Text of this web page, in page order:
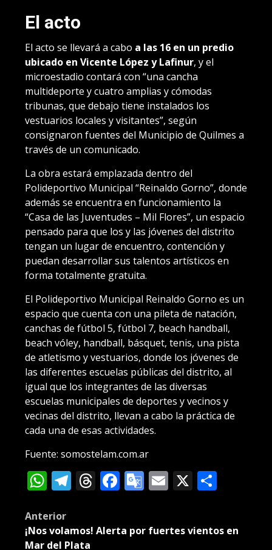
El acto
El acto se llevará a cabo a las 16 en un predio
ubicado en Vicente López y Lafinur, y el
microestadio contará con “una cancha
multideporte y cuatro amplias y cómodas
tribunas, que debajo tiene instalados los
vestuarios locales y visitantes”, según
consignaron fuentes del Municipio de Quilmes a
través de un comunicado.
La obra estará emplazada dentro del
Polideportivo Municipal “Reinaldo Gorno”, donde
además se encuentra en funcionamiento la
“Casa de las Juventudes – Mil Flores”, un espacio
pensado para que los y las jóvenes del distrito
tengan un lugar de encuentro, contención y
puedan desarrollar sus talentos artísticos en
forma totalmente gratuita.
El Polideportivo Municipal Reinaldo Gorno es un
espacio que cuenta con una pileta de natación,
canchas de fútbol 5, fútbol 7, beach handball,
beach vóley, handball, básquet, tenis, una pista
de atletismo y vestuarios, donde los jóvenes de
las diferentes escuelas públicas del distrito, al
igual que los integrantes de las diversas
escuelas municipales de deportes y vecinos y
vecinas del distrito, llevan a cabo la práctica de
cada una de esas actividades.
Fuente: somostelam.com.ar
WhatsApp
Telegram
Threads
Facebook
Google
Translate
Email
X
Post
navigation
Anterior
¡Nos volamos! Alerta por fuertes vientos en
Mar del Plata